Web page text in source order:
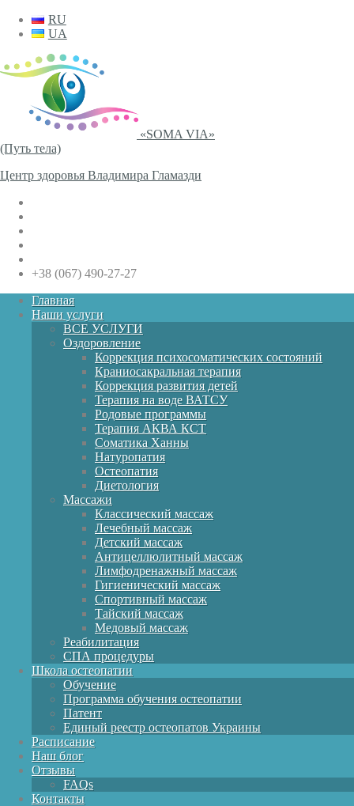
RU
UA
«SOMA VIA»
(Путь тела)
Центр здоровья Владимира Гламазди
+38 (067) 490-27-27
Главная
Наши услуги
ВСЕ УСЛУГИ
Оздоровление
Коррекция психосоматических состояний
Краниосакральная терапия
Коррекция развития детей
Терапия на воде ВАТСУ
Родовые программы
Терапия АКВА КСТ
Соматика Ханны
Натуропатия
Остеопатия
Диетология
Массажи
Классический массаж
Лечебный массаж
Детский массаж
Антицеллюлитный массаж
Лимфодренажный массаж
Гигиенический массаж
Спортивный массаж
Тайский массаж
Медовый массаж
Реабилитация
СПА процедуры
Школа остеопатии
Обучение
Программа обучения остеопатии
Патент
Единый реестр остеопатов Украины
Расписание
Наш блог
Отзывы
FAQs
Контакты